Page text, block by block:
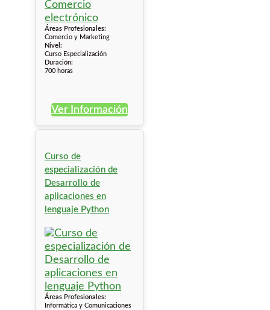
Áreas Profesionales:
Comercio y Marketing
Nivel:
Curso Especialización
Duración:
700 horas
Ver Información
Curso de
especialización de
Desarrollo de
aplicaciones en
lenguaje Python
Áreas Profesionales:
Informática y Comunicaciones